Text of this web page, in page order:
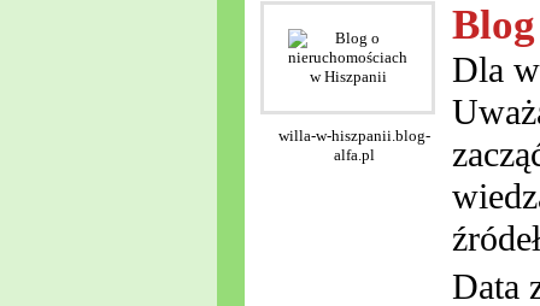
willa-w-hiszpanii.blog-
alfa.pl
Dla
Data